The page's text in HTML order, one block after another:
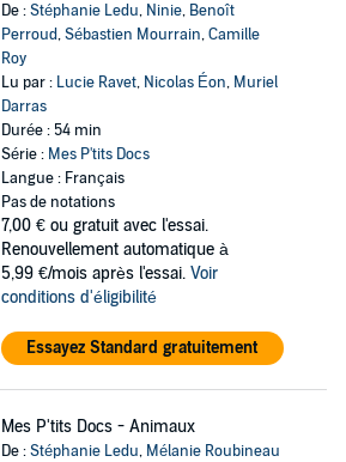
De :Stéphanie Ledu, Ninie, Benoît
Perroud,Sébastien Mourrain,Camille
Roy
Lu par : Lucie Ravet, Nicolas Éon, Muriel
Darras
Durée : 54 min
Série : Mes P'tits Docs
Langue : Français
Pas de notations
7,00 € ou gratuit avec l'essai.
Renouvellement automatique à
5,99 €/mois après l'essai. Voir
conditions d'éligibilité
Essayez Standard gratuitement
Mes P'tits Docs - Animaux
De :Stéphanie Ledu, Mélanie Roubineau